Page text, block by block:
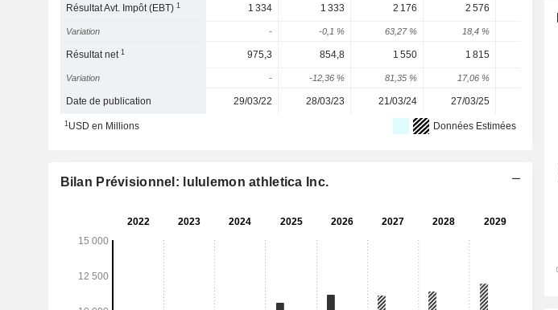
Résultat Avt. Impôt (EBT)1 1 334 1 333 2 176 2 576
Variation - -0,1 % 63,27 % 18,4 %
Résultat net1 975,3 854,8 1 550 1 815
Variation - -12,36 % 81,35 % 17,06 %
Date de publication 29/03/22 28/03/23 21/03/24 27/03/25
1USD en Millions Données Estimées
Bilan Prévisionnel: lululemon athletica Inc.